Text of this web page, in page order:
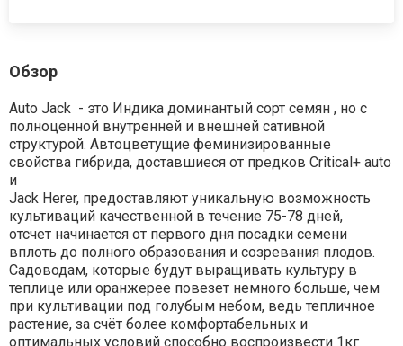
Обзор
Auto Jack - это Индика доминантый сорт семян , но с
полноценной внутренней и внешней сативной
структурой. Автоцветущие феминизированные
свойства гибрида, доставшиеся от предков Critical+ auto
и
Jack Herer, предоставляют уникальную возможность
культиваций качественной в течение 75-78 дней,
отсчет начинается от первого дня посадки семени
вплоть до полного образования и созревания плодов.
Садоводам, которые будут выращивать культуру в
теплице или оранжерее повезет немного больше, чем
при культивации под голубым небом, ведь тепличное
растение, за счёт более комфортабельных и
оптимальных условий способно воспроизвести 1кг